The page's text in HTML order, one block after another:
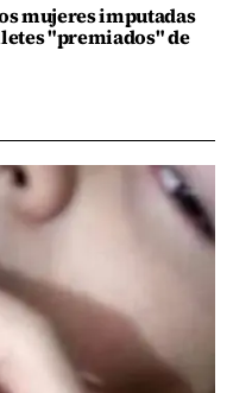
mujeres imputadas
"premiados" de